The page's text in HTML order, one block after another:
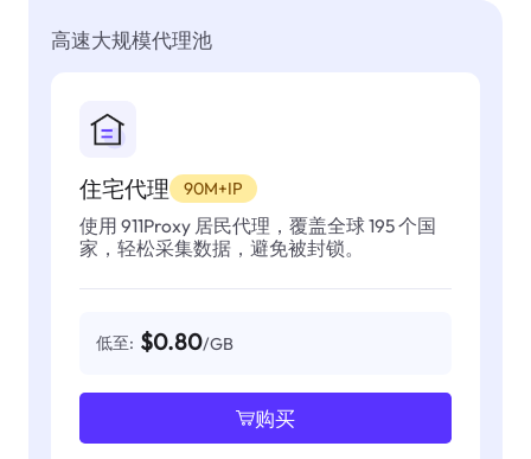
高速大规模代理池
住宅代理 90M+IP
使用 911Proxy 居民代理，覆盖全球 195 个国
家，轻松采集数据，避免被封锁。
低至: $0.80/GB
购买